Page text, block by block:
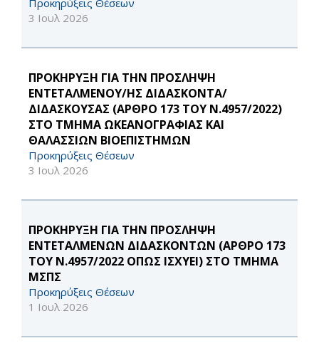
Προκηρύξεις Θέσεων
3 Ιουλ 2026
ΠΡΟΚΗΡΥΞΗ ΓΙΑ ΤΗΝ ΠΡΟΣΛΗΨΗ
ΕΝΤΕΤΑΛΜΕΝΟΥ/ΗΣ ΔΙΔΑΣΚΟΝΤΑ/
ΔΙΔΑΣΚΟΥΣΑΣ (ΑΡΘΡΟ 173 ΤΟΥ Ν.4957/2022)
ΣΤΟ ΤΜΗΜΑ ΩΚΕΑΝΟΓΡΑΦΙΑΣ ΚΑΙ
ΘΑΛΑΣΣΙΩΝ ΒΙΟΕΠΙΣΤΗΜΩΝ
Προκηρύξεις Θέσεων
3 Ιουλ 2026
ΠΡΟΚΗΡΥΞΗ ΓΙΑ ΤΗΝ ΠΡΟΣΛΗΨΗ
ΕΝΤΕΤΑΛΜΕΝΩΝ ΔΙΔΑΣΚΟΝΤΩΝ (ΑΡΘΡΟ 173
ΤΟΥ Ν.4957/2022 ΟΠΩΣ ΙΣΧΥΕΙ) ΣΤΟ ΤΜΗΜΑ
ΜΣΠΣ
Προκηρύξεις Θέσεων
1 Ιουλ 2026